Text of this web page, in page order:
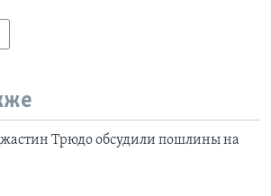
Трюдо обсудили пошлины на